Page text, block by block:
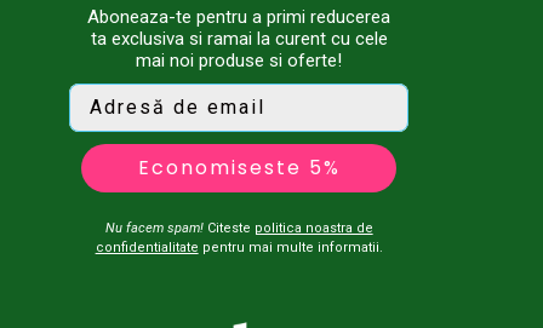
Aboneaza-te pentru a primi reducerea
ta exclusiva si ramai la curent cu cele
mai noi produse si oferte!
Economiseste 5%
Nu facem spam!Citeste politica noastra de
confidentialitate pentru mai multe informatii.